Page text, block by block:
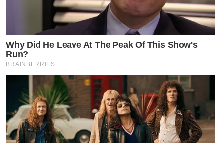
Why Did He Leave At The Peak Of This Show's
Run?
BRAINBERRIES